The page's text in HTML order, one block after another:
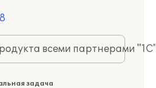
всеми партнерами
задача